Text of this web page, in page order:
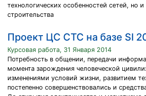
технологических особенностей сетей, но
строительства
Проект ЦС СТС на базе SI
Курсовая работа, 31 Января 2014
Потребность в общении, передачи
момента зарождения человеческой
изменениями условий жизни, развитием
постепенно совершенствовались и